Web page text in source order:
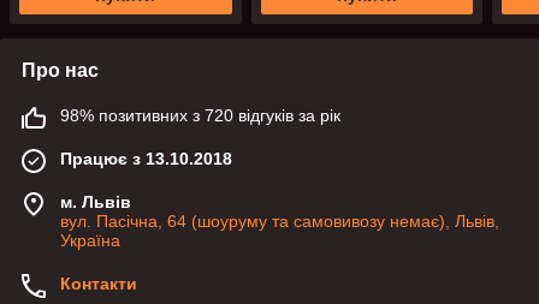
Про нас
98% позитивних з 720 відгуків за рік
Працює з 13.10.2018
м. Львів
вул. Пасічна, 64 (шоуруму та самовивозу немає), Львів,
Україна
Контакти